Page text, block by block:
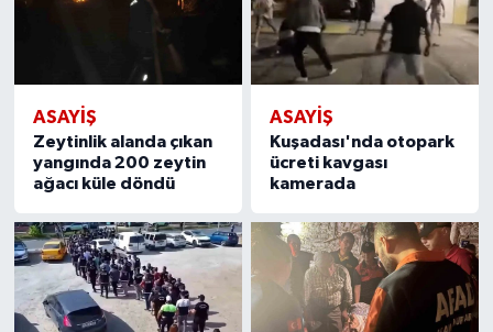
ASAYİŞ
Zeytinlik alanda çıkan
yangında 200 zeytin
ağacı küle döndü
ASAYİŞ
Kuşadası'nda otopark
ücreti kavgası
kamerada